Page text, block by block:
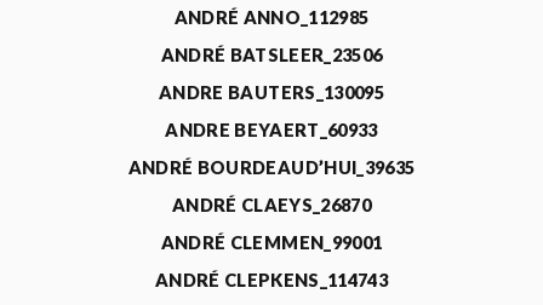
ANDRÉ ANNO_112985
ANDRÉ BATSLEER_23506
ANDRE BAUTERS_130095
ANDRE BEYAERT_60933
ANDRÉ BOURDEAUD’HUI_39635
ANDRÉ CLAEYS_26870
ANDRÉ CLEMMEN_99001
ANDRÉ CLEPKENS_114743